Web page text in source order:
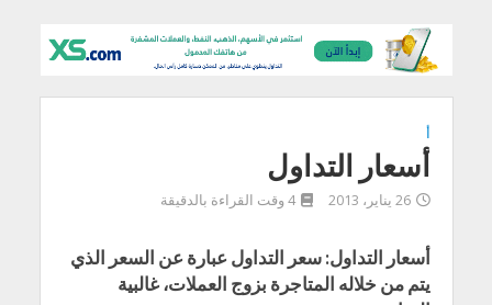
أ
أسعار التداول
26 يناير، 2013 4 وقت القراءة بالدقيقة
أسعار التداول: سعر التداول عبارة عن السعر الذي
يتم من خلاله المتاجرة بزوج العملات، غالبية